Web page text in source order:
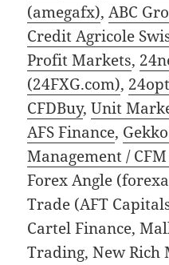
(amegafx),ABC
Credit Agricole
Profit Markets,
(24FXG.com),
CFDBuy,Unit
AFS Finance,
Management /
Forex Angle
Trade (AFT
Cartel Finance,
Trading, New Rich